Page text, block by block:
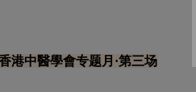
港中醫學會专题月·第三场